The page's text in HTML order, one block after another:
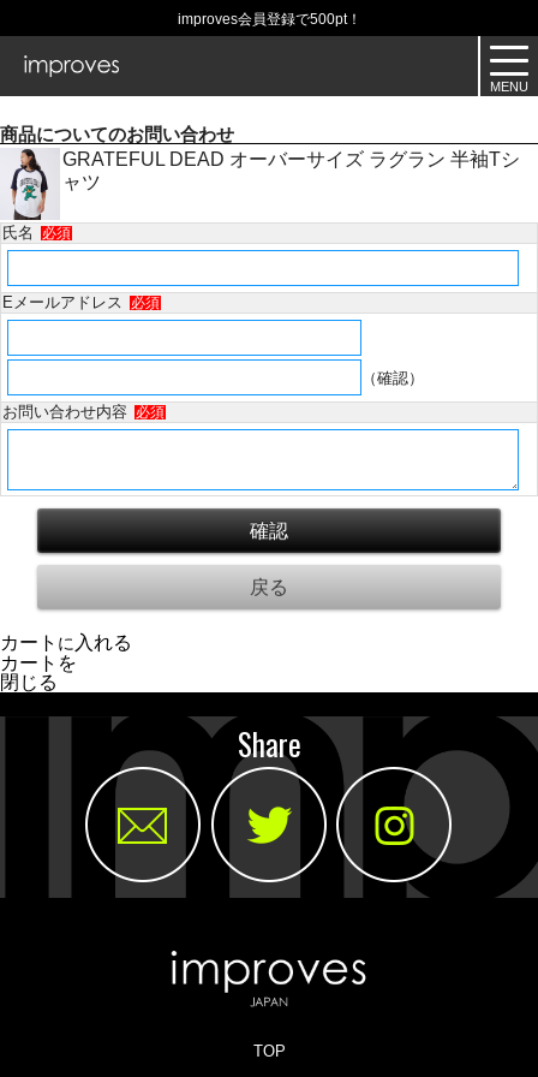
improves会員登録で500pt！
商品についてのお問い合わせ
GRATEFUL DEAD オーバーサイズ ラグラン 半袖Tシ
ャツ
氏名 必須
Eメールアドレス 必須
（確認）
お問い合わせ内容
必須
カート に入れる
カートを
閉じる
Share
TOP